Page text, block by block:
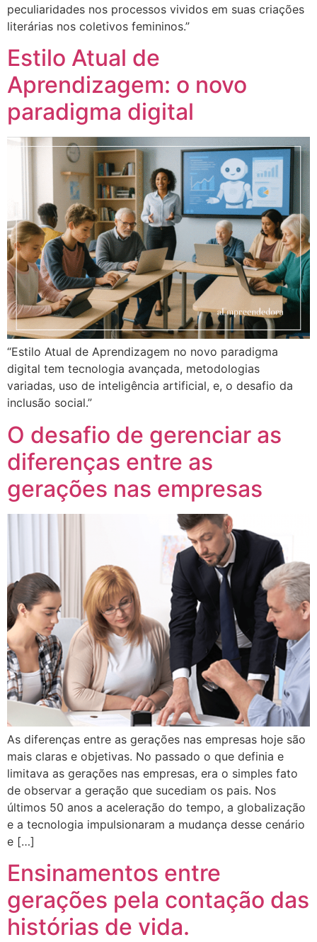
peculiaridades nos processos vividos em suas criações
literárias nos coletivos femininos.”
Estilo Atual de
Aprendizagem: o novo
paradigma digital
“Estilo Atual de Aprendizagem no novo paradigma
digital tem tecnologia avançada, metodologias
variadas, uso de inteligência artificial, e, o desafio da
inclusão social.”
O desafio de gerenciar as
diferenças entre as
gerações nas empresas
As diferenças entre as gerações nas empresas hoje são
mais claras e objetivas. No passado o que definia e
limitava as gerações nas empresas, era o simples fato
de observar a geração que sucediam os pais. Nos
últimos 50 anos a aceleração do tempo, a globalização
e a tecnologia impulsionaram a mudança desse cenário
e […]
Ensinamentos entre
gerações pela contação das
histórias de vida.